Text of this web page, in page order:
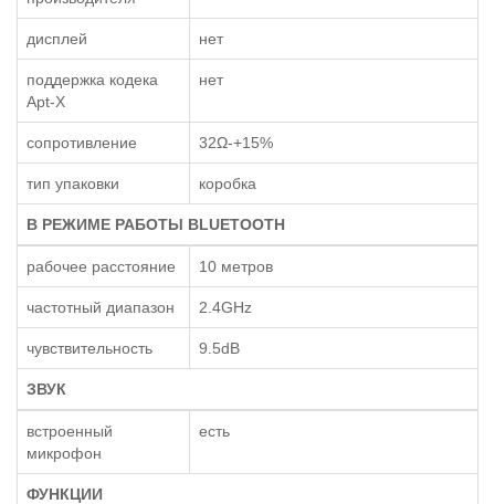
дисплей нет
поддержка кодека
Apt-X
нет
сопротивление 32Ω-+15%
тип упаковки коробка
В РЕЖИМЕ РАБОТЫ BLUETOOTH
рабочее расстояние 10 метров
частотный диапазон 2.4GHz
чувствительность 9.5dB
ЗВУК
встроенный
микрофон
есть
ФУНКЦИИ